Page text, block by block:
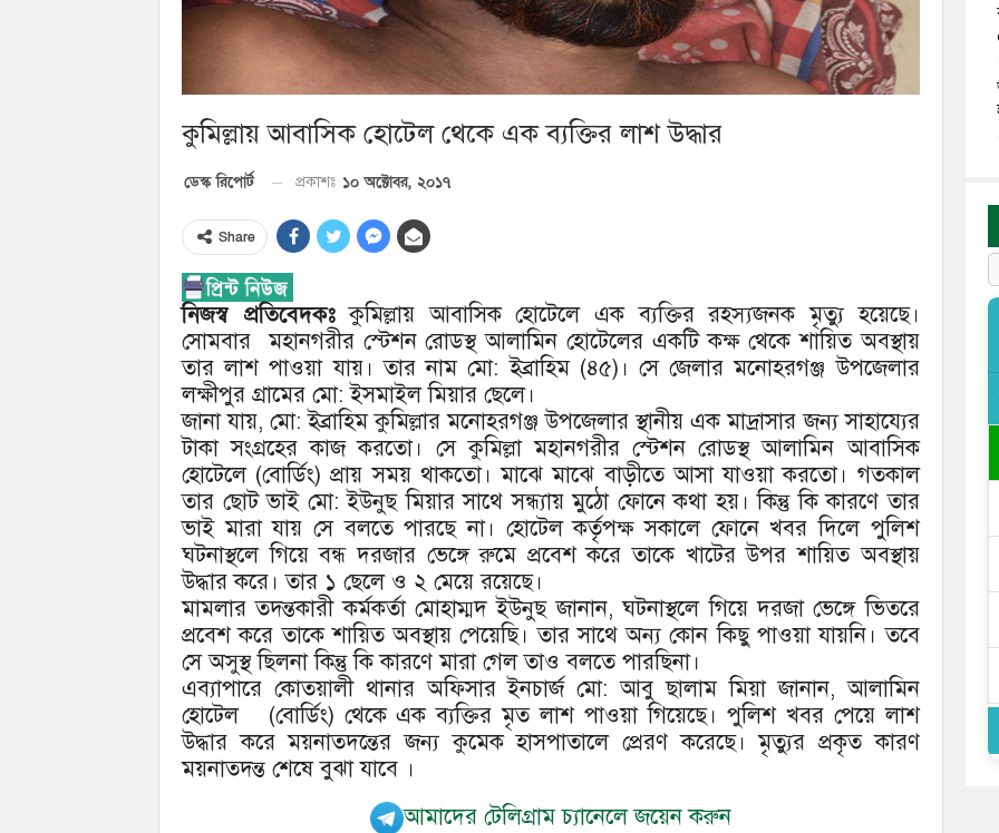
কুমিল্লায় আবাসিক হোটেল থেকে এক ব্যক্তির লাশ উদ্ধার
ডেস্ক রিপোর্ট প্রকাশঃ ১০ অক্টোবর, ২০১৭
Share
নিজস্ব প্রতিবেদকঃকুমিল্লায় আবাসিক হোটেলে এক ব্যক্তির রহস্যজনক মৃত্যু হয়েছে।
সোমবার মহানগরীর স্টেশন রোডস্থ আলামিন হোটেলের একটি কক্ষ থেকে শায়িত অবস্থায়
তার লাশ পাওয়া যায়। তার নাম মো: ইব্রাহিম (৪৫)। সে জেলার মনোহরগঞ্জ উপজেলার
লক্ষীপুর গ্রামের মো: ইসমাইল মিয়ার ছেলে।
জানা যায়, মো: ইব্রাহিম কুমিল্লার মনোহরগঞ্জ উপজেলার স্থানীয় এক মাদ্রাসার জন্য সাহায্যের
টাকা সংগ্রহের কাজ করতো। সে কুমিল্লা মহানগরীর স্টেশন রোডস্থ আলামিন আবাসিক
হোটেলে (বোর্ডিং) প্রায় সময় থাকতো। মাঝে মাঝে বাড়ীতে আসা যাওয়া করতো। গতকাল
তার ছোট ভাই মো: ইউনুছ মিয়ার সাথে সন্ধ্যায় মুঠো ফোনে কথা হয়। কিন্তু কি কারণে তার
ভাই মারা যায় সে বলতে পারছে না। হোটেল কর্তৃপক্ষ সকালে ফোনে খবর দিলে পুলিশ
ঘটনাস্থলে গিয়ে বন্ধ দরজার ভেঙ্গে রুমে প্রবেশ করে তাকে খাটের উপর শায়িত অবস্থায়
উদ্ধার করে। তার ১ ছেলে ও ২ মেয়ে রয়েছে।
মামলার তদন্তকারী কর্মকর্তা মোহাম্মদ ইউনুছ জানান, ঘটনাস্থলে গিয়ে দরজা ভেঙ্গে ভিতরে
প্রবেশ করে তাকে শায়িত অবস্থায় পেয়েছি। তার সাথে অন্য কোন কিছু পাওয়া যায়নি। তবে
সে অসুস্থ ছিলনা কিন্তু কি কারণে মারা গেল তাও বলতে পারছিনা।
এব্যাপারে কোতয়ালী থানার অফিসার ইনচার্জ মো: আবু ছালাম মিয়া জানান, আলামিন
হোটেল (বোর্ডিং) থেকে এক ব্যক্তির মৃত লাশ পাওয়া গিয়েছে। পুলিশ খবর পেয়ে লাশ
উদ্ধার করে ময়নাতদন্তের জন্য কুমেক হাসপাতালে প্রেরণ করেছে। মৃত্যুর প্রকৃত কারণ
ময়নাতদন্ত শেষে বুঝা যাবে ।
আমাদের টেলিগ্রাম চ্যানেলে জয়েন করুন